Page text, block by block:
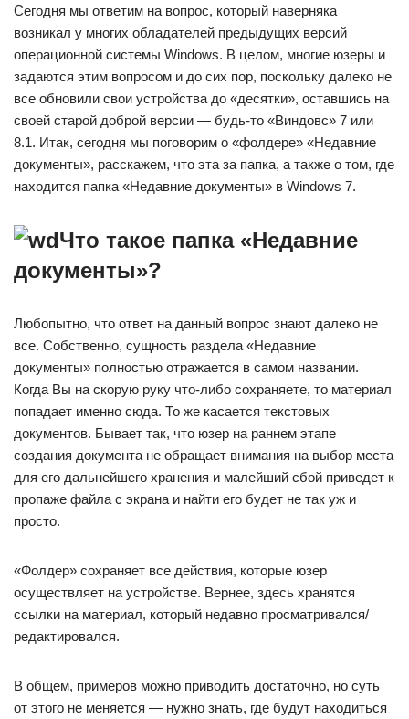
Сегодня мы ответим на вопрос, который наверняка
возникал у многих обладателей предыдущих версий
операционной системы Windows. В целом, многие юзеры и
задаются этим вопросом и до сих пор, поскольку далеко не
все обновили свои устройства до «десятки», оставшись на
своей старой доброй версии — будь-то «Виндовс» 7 или
8.1. Итак, сегодня мы поговорим о «фолдере» «Недавние
документы», расскажем, что эта за папка, а также о том, где
находится папка «Недавние документы» в Windows 7.
Что такое папка «Недавние
документы»?
Любопытно, что ответ на данный вопрос знают далеко не
все. Собственно, сущность раздела «Недавние
документы» полностью отражается в самом названии.
Когда Вы на скорую руку что-либо сохраняете, то материал
попадает именно сюда. То же касается текстовых
документов. Бывает так, что юзер на раннем этапе
создания документа не обращает внимания на выбор места
для его дальнейшего хранения и малейший сбой приведет к
пропаже файла с экрана и найти его будет не так уж и
просто.
«Фолдер» сохраняет все действия, которые юзер
осуществляет на устройстве. Вернее, здесь хранятся
ссылки на материал, который недавно просматривался/
редактировался.
В общем, примеров можно приводить достаточно, но суть
от этого не меняется — нужно знать, где будут находиться